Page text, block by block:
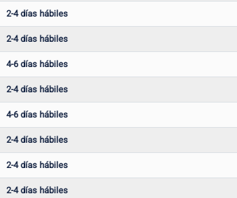
2-4 días hábiles
2-4 días hábiles
4-6 días hábiles
2-4 días hábiles
4-6 días hábiles
2-4 días hábiles
2-4 días hábiles
2-4 días hábiles